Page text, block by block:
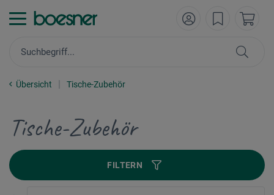
Übersicht Tische-Zubehör
Tische-Zubehör
FILTERN